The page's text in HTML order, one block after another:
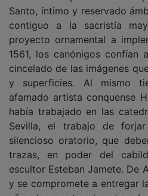
contiguo a la sacristía
proyecto ornamental a
1561, los canónigos confían
cincelado de las imágenes
y superficies. Al mismo
afamado artista conquense
había trabajado en las
Sevilla, el trabajo de
silencioso oratorio, que
trazas, en poder del
escultor Esteban Jamete. De
y se compromete a entregar
años. Los gastos de estas